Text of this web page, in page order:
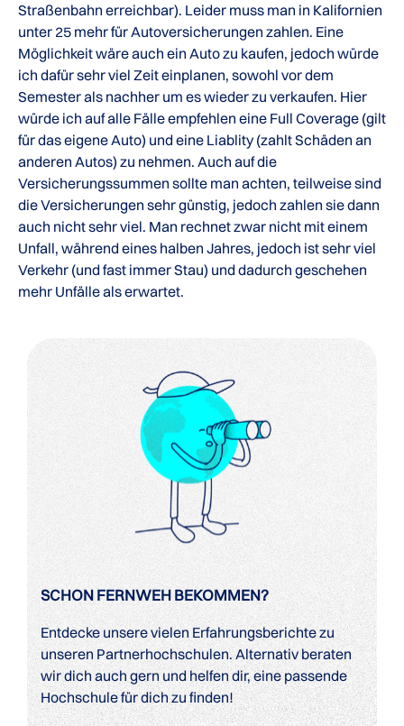
Straßenbahn erreichbar). Leider muss man in Kalifornien
unter 25 mehr für Autoversicherungen zahlen. Eine
Möglichkeit wäre auch ein Auto zu kaufen, jedoch würde
ich dafür sehr viel Zeit einplanen, sowohl vor dem
Semester als nachher um es wieder zu verkaufen. Hier
würde ich auf alle Fälle empfehlen eine Full Coverage (gilt
für das eigene Auto) und eine Liablity (zahlt Schäden an
anderen Autos) zu nehmen. Auch auf die
Versicherungssummen sollte man achten, teilweise sind
die Versicherungen sehr günstig, jedoch zahlen sie dann
auch nicht sehr viel. Man rechnet zwar nicht mit einem
Unfall, während eines halben Jahres, jedoch ist sehr viel
Verkehr (und fast immer Stau) und dadurch geschehen
mehr Unfälle als erwartet.
SCHON FERNWEH BEKOMMEN?
Entdecke unsere vielen Erfahrungsberichte zu
unseren Partnerhochschulen. Alternativ beraten
wir dich auch gern und helfen dir, eine passende
Hochschule für dich zu finden!